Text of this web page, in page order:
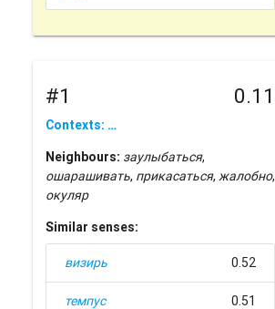
#1 0.11
Contexts: …
Neighbours: заулыбаться,
ошарашивать, прикасаться,жалобно,
окуляр
Similar senses:
визирь 0.52
темпус 0.51